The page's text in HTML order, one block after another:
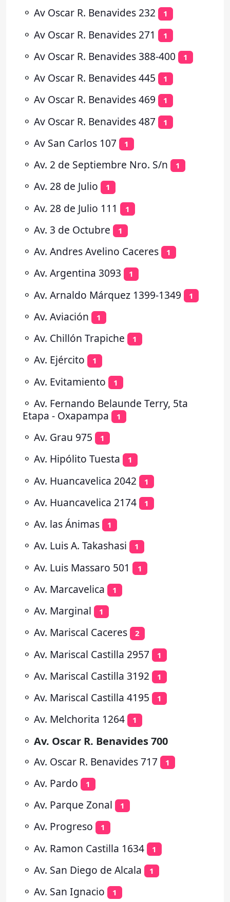
⚬ Av Oscar R. Benavides 232 1
⚬ Av Oscar R. Benavides 271 1
⚬ Av Oscar R. Benavides 388-400 1
⚬ Av Oscar R. Benavides 445 1
⚬ Av Oscar R. Benavides 469 1
⚬ Av Oscar R. Benavides 487 1
⚬ Av San Carlos 107 1
⚬ Av. 2 de Septiembre Nro. S/n 1
⚬ Av. 28 de Julio 1
⚬ Av. 28 de Julio 111 1
⚬ Av. 3 de Octubre 1
⚬ Av. Andres Avelino Caceres 1
⚬ Av. Argentina 3093 1
⚬ Av. Arnaldo Márquez 1399-1349 1
⚬ Av. Aviación 1
⚬ Av. Chillón Trapiche 1
⚬ Av. Ejército 1
⚬ Av. Evitamiento 1
⚬ Av. Fernando Belaunde Terry, 5ta
Etapa - Oxapampa
1
⚬ Av. Grau 975 1
⚬ Av. Hipólito Tuesta 1
⚬ Av. Huancavelica 2042 1
⚬ Av. Huancavelica 2174 1
⚬ Av. las Ánimas 1
⚬ Av. Luis A. Takashasi 1
⚬ Av. Luis Massaro 501 1
⚬ Av. Marcavelica 1
⚬ Av. Marginal 1
⚬ Av. Mariscal Caceres 2
⚬ Av. Mariscal Castilla 2957 1
⚬ Av. Mariscal Castilla 3192 1
⚬ Av. Mariscal Castilla 4195 1
⚬ Av. Melchorita 1264 1
⚬ Av. Oscar R. Benavides 700
⚬ Av. Oscar R. Benavides 717 1
⚬ Av. Pardo 1
⚬ Av. Parque Zonal 1
⚬ Av. Progreso 1
⚬ Av. Ramon Castilla 1634 1
⚬ Av. San Diego de Alcala 1
⚬ Av. San Ignacio 1